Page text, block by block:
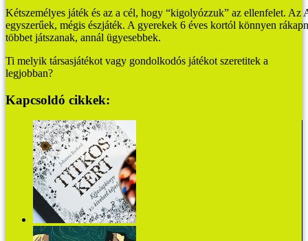
Kétszemélyes játék és az a cél, hogy “kigolyózzuk” az ellenfelet. Az
egyszerűek, mégis észjáték. A gyerekek 6 éves kortól könnyen
többet játszanak, annál ügyesebbek.
Ti melyik társasjátékot vagy gondolkodós játékot szeretitek a
legjobban?
Kapcsoldó cikkek: